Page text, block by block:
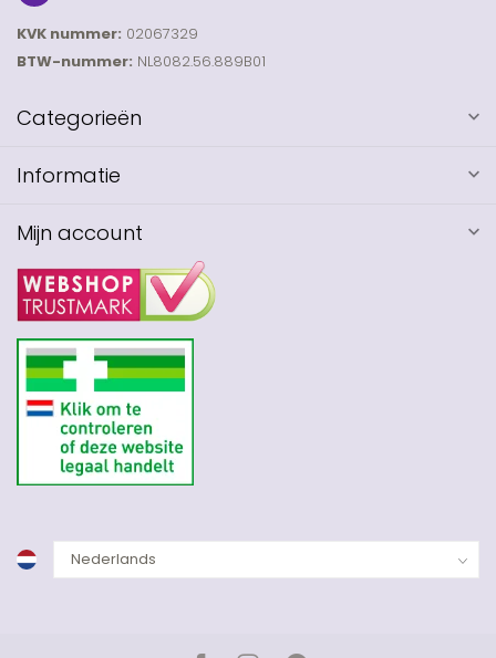
KVK nummer: 02067329
BTW-nummer: NL8082.56.889B01
Categorieën
Informatie
Mijn account